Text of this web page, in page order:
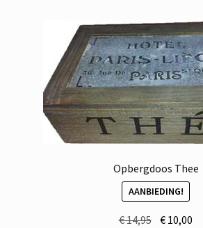
Opbergdoos Thee
AANBIEDING!
€14,95 € 10,00